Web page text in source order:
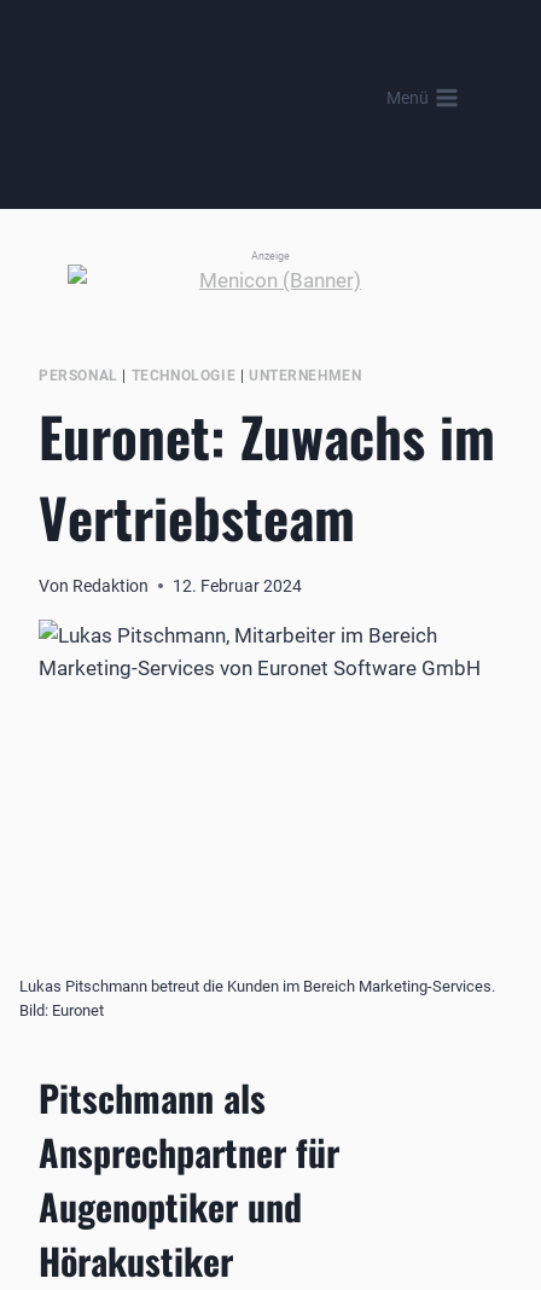
Menü
Anzeige
PERSONAL TECHNOLOGIE UNTERNEHMEN
Euronet: Zuwachs im
Vertriebsteam
Von Redaktion 12. Februar 2024
Lukas Pitschmann betreut die Kunden im Bereich Marketing-Services.
Bild: Euronet
Pitschmann als
Ansprechpartner für
Augenoptiker und
Hörakustiker